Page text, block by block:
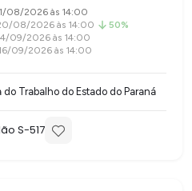
08/2026 às 14:00
08/2026 às 14:00
50%
09/2026 às 14:00
09/2026 às 14:00
do Trabalho do Estado do Paraná
S-517